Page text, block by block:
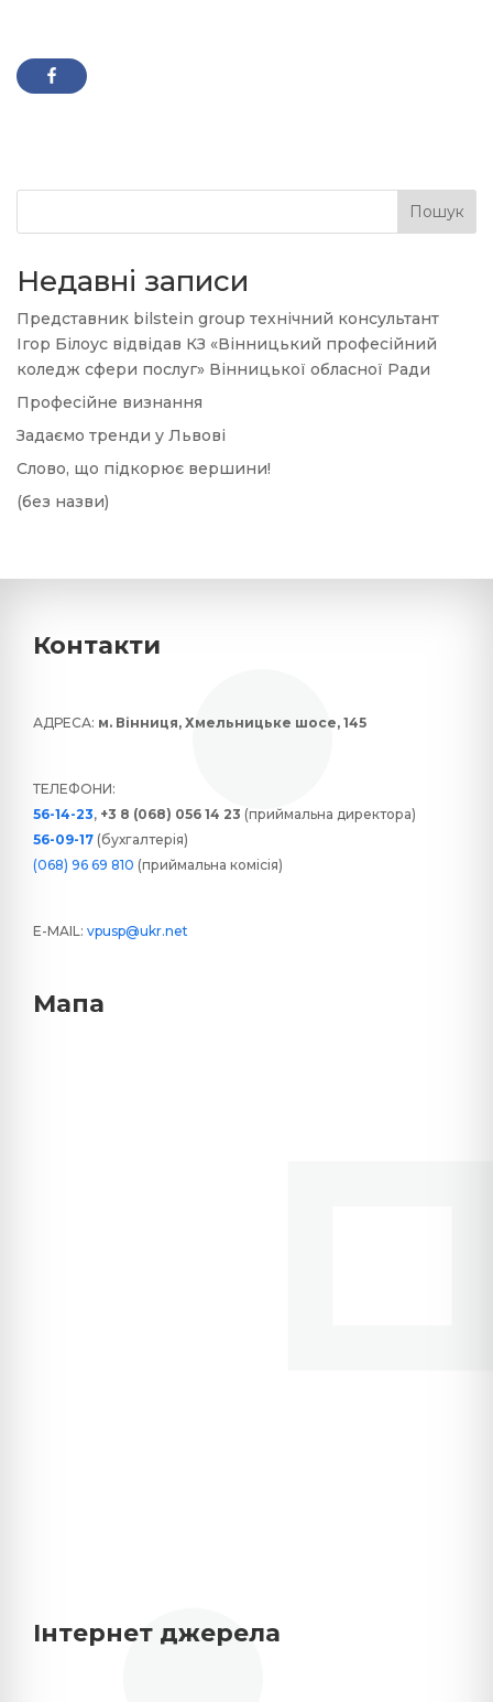
Пошук
Недавні записи
Представник bilstein group технічний консультант
Ігор Білоус відвідав КЗ «Вінницький професійний
коледж сфери послуг» Вінницької обласної Ради
Професійне визнання
Задаємо тренди у Львові
Слово, що підкорює вершини!
(без назви)
Контакти
АДРЕСА: м. Вінниця, Хмельницьке шосе, 145
ТЕЛЕФОНИ:
56-14-23, +3 8 (068) 056 14 23 (приймальна директора)
56-09-17 (бухгалтерія)
(068) 96 69 810 (приймальна комісія)
E-MAIL: vpusp@ukr.net
Мапа
Інтернет джерела